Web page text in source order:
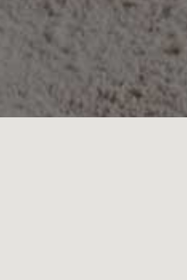
DISTRIBUTEUR DE